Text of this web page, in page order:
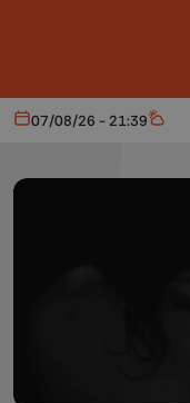
Aujourd'hui
07/08/26 - 21:39 Météo